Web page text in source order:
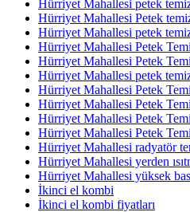
Hürriyet Mahallesi petek
Hürriyet Mahallesi Petek
Hürriyet Mahallesi petek
Hürriyet Mahallesi Petek
Hürriyet Mahallesi Petek
Hürriyet Mahallesi petek
Hürriyet Mahallesi Petek
Hürriyet Mahallesi Petek
Hürriyet Mahallesi Petek
Hürriyet Mahallesi Petek
Hürriyet Mahallesi radyatör
Hürriyet Mahallesi yerden
Hürriyet Mahallesi yüksek
İkinci el kombi
İkinci el kombi fiyatları